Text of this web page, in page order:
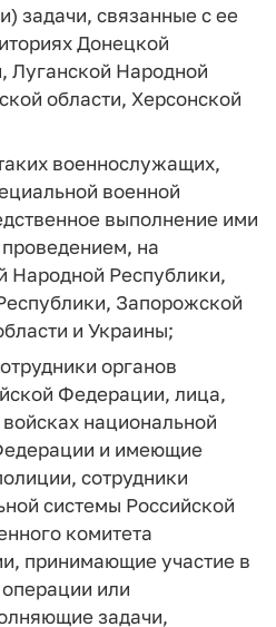
задачи, связанные с ее
Донецкой
Луганской Народной
области, Херсонской
военнослужащих,
военной
выполнение ими
на
Народной Республики,
Запорожской
и Украины;
органов
Федерации, лица,
национальной
и имеющие
сотрудники
системы Российской
комитета
принимающие участие в
или
задачи,